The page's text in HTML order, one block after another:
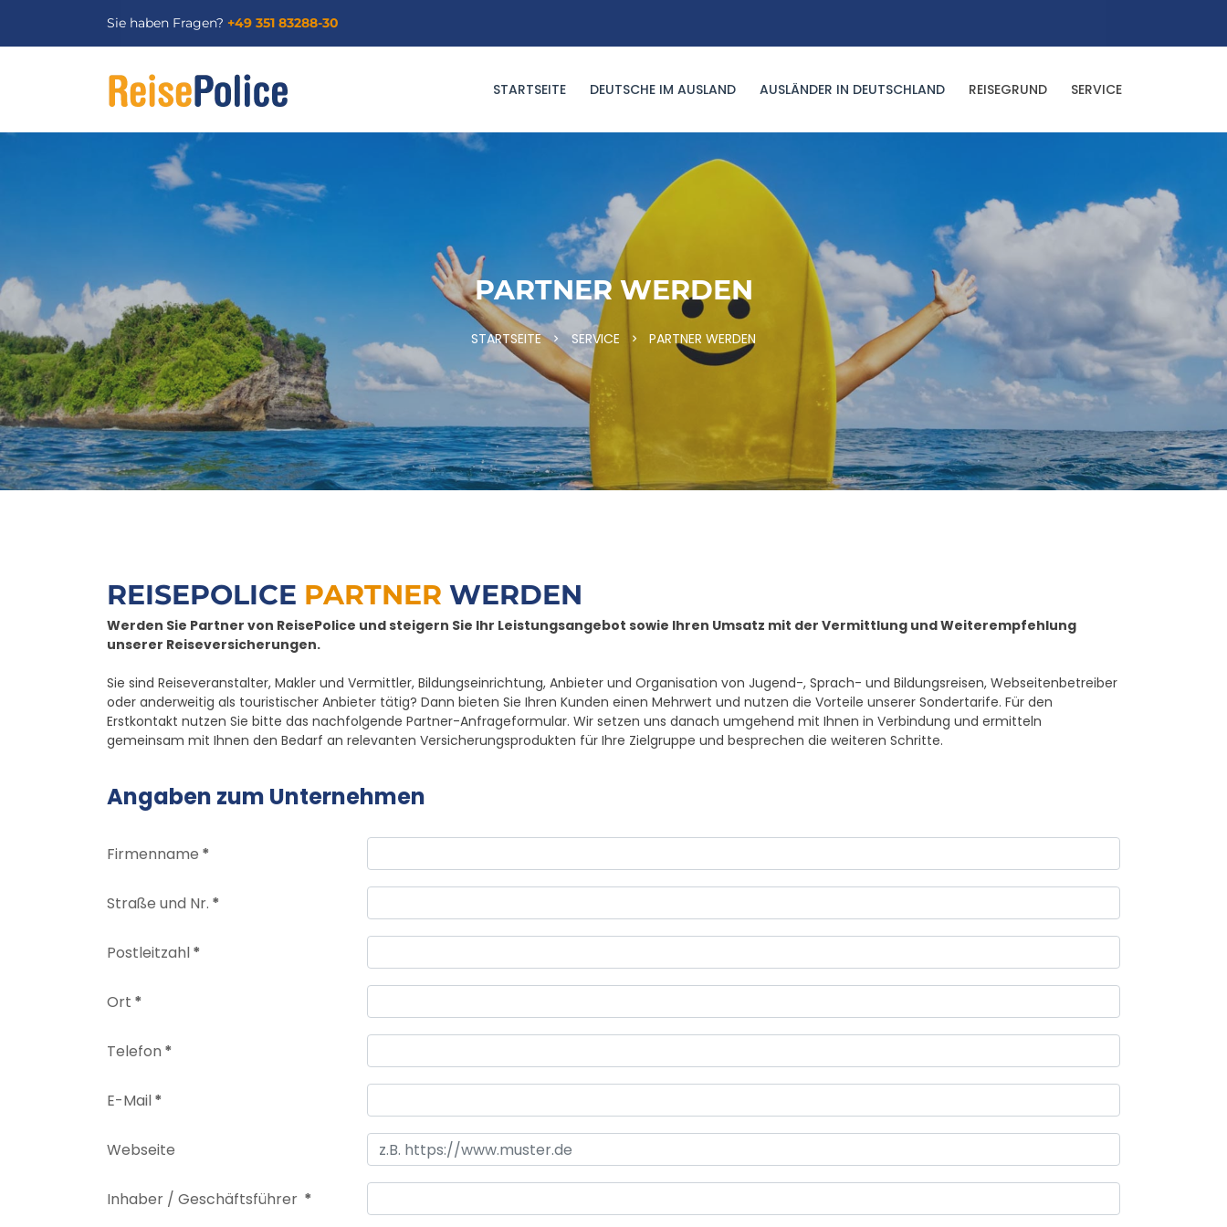
Sie haben Fragen? +49 351 83288-30
STARTSEITE DEUTSCHE IM AUSLAND AUSLÄNDER IN DEUTSCHLAND REISEGRUND SERVICE
PARTNER WERDEN
STARTSEITE SERVICE PARTNER WERDEN
REISEPOLICE PARTNER WERDEN
Werden Sie Partner von ReisePolice und steigern Sie Ihr Leistungsangebot sowie Ihren Umsatz mit der Vermittlung und Weiterempfehlung
unserer Reiseversicherungen.
Sie sind Reiseveranstalter, Makler und Vermittler, Bildungseinrichtung, Anbieter und Organisation von Jugend-, Sprach- und Bildungsreisen, Webseitenbetreiber
oder anderweitig als touristischer Anbieter tätig? Dann bieten Sie Ihren Kunden einen Mehrwert und nutzen die Vorteile unserer Sondertarife. Für den
Erstkontakt nutzen Sie bitte das nachfolgende Partner-Anfrageformular. Wir setzen uns danach umgehend mit Ihnen in Verbindung und ermitteln
gemeinsam mit Ihnen den Bedarf an relevanten Versicherungsprodukten für Ihre Zielgruppe und besprechen die weiteren Schritte.
Angaben zum Unternehmen
Firmenname *
Straße und Nr. *
Postleitzahl*
Ort *
Telefon *
E-Mail*
Webseite
Inhaber / Geschäftsführer *